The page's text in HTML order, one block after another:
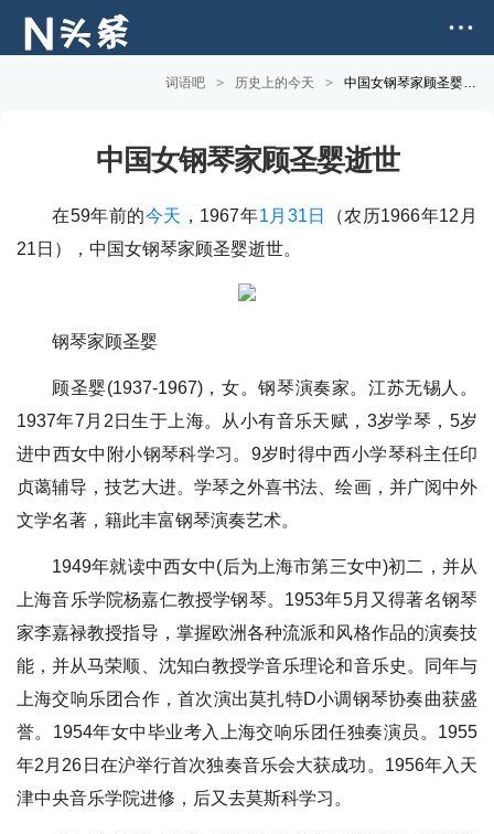
词语吧 > 历史上的今天 > 中国女钢琴家顾圣婴逝世
中国女钢琴家顾圣婴逝世
在59年前的今天 ，1967年1月31日
（农历1966年12月
21日），中国女钢琴家顾圣婴逝世。
钢琴家顾圣婴
顾圣婴(1937-1967)，女。钢琴演奏家。江苏无锡人。
1937年7月2日生于上海。从小有音乐天赋，3岁学琴，5岁
进中西女中附小钢琴科学习。9岁时得中西小学琴科主任印
贞蔼辅导，技艺大进。学琴之外喜书法、绘画，并广阅中外
文学名著，籍此丰富钢琴演奏艺术。
1949年就读中西女中(后为上海市第三女中)初二，并从
上海音乐学院杨嘉仁教授学钢琴。1953年5月又得著名钢琴
家李嘉禄教授指导，掌握欧洲各种流派和风格作品的演奏技
能，并从马荣顺、沈知白教授学音乐理论和音乐史。同年与
上海交响乐团合作，首次演出莫扎特D小调钢琴协奏曲获盛
誉。1954年女中毕业考入上海交响乐团任独奏演员。1955
年2月26日在沪举行首次独奏音乐会大获成功。1956年入天
津中央音乐学院进修，后又去莫斯科学习。